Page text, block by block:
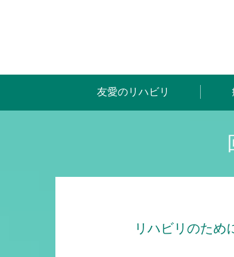
友愛のリハビリ
リハビリのため